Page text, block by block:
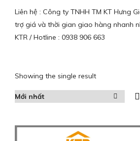
Liên hệ : Công ty TNHH TM KT Hưng
trợ giá và thời gian giao hàng nhanh
KTR / Hotline : 0938 906 663
Showing the single result